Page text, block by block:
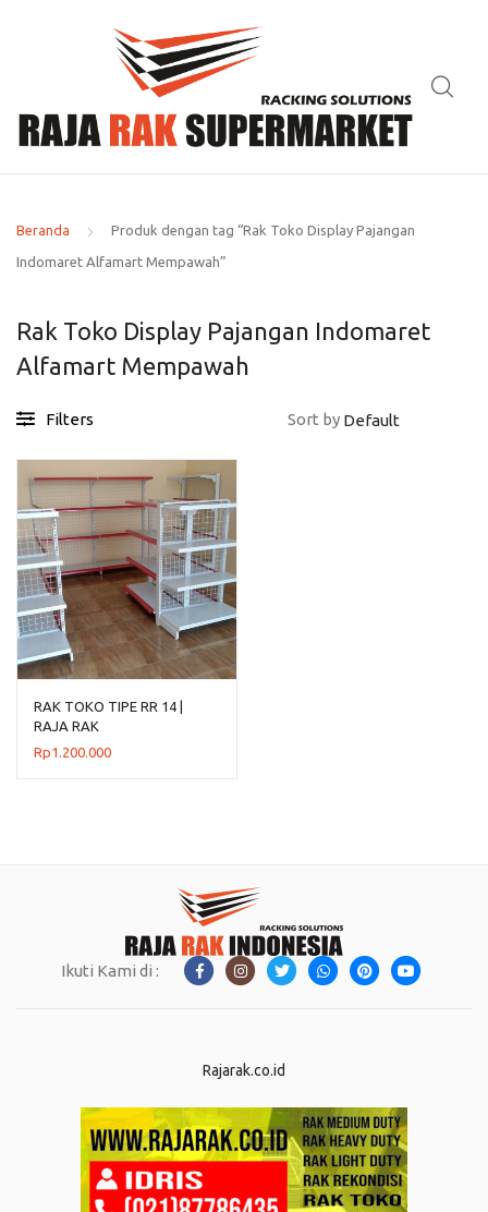
Beranda Produk dengan tag “Rak Toko Display Pajangan
Indomaret Alfamart Mempawah”
Rak Toko Display Pajangan Indomaret
Alfamart Mempawah
Filters Sort by
RAK TOKO TIPE RR 14 |
RAJA RAK
Rp1.200.000
Ikuti Kami di :
Rajarak.co.id